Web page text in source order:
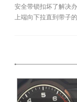
安全带锁扣坏了解决
上端向下拉直到带子